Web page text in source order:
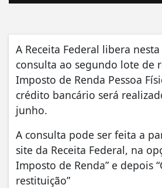
A Receita Federal libera
consulta ao segundo lote de
Imposto de Renda Pessoa
crédito bancário será
junho.
A consulta pode ser feita a
site da Receita Federal, na
Imposto de Renda” e depois
restituição”